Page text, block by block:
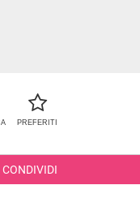
PREFERITI
CONDIVIDI